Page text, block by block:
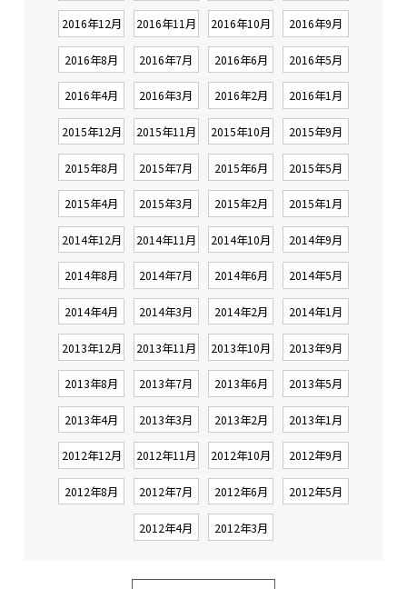
2016年12月 2016年11月 2016年10月 2016年9月
2016年8月 2016年7月 2016年6月 2016年5月
2016年4月 2016年3月 2016年2月 2016年1月
2015年12月 2015年11月 2015年10月 2015年9月
2015年8月 2015年7月 2015年6月 2015年5月
2015年4月 2015年3月 2015年2月 2015年1月
2014年12月 2014年11月 2014年10月 2014年9月
2014年8月 2014年7月 2014年6月 2014年5月
2014年4月 2014年3月 2014年2月 2014年1月
2013年12月 2013年11月 2013年10月 2013年9月
2013年8月 2013年7月 2013年6月 2013年5月
2013年4月 2013年3月 2013年2月 2013年1月
2012年12月 2012年11月 2012年10月 2012年9月
2012年8月 2012年7月 2012年6月 2012年5月
2012年4月 2012年3月